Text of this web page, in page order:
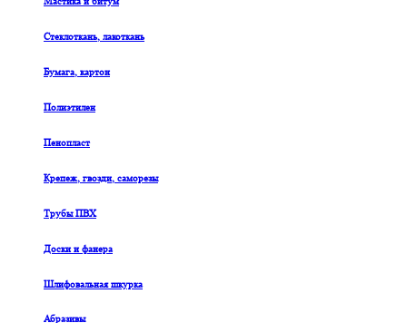
Стеклоткань, лакоткань
Бумага, картон
Полиэтилен
Пенопласт
Крепеж, гвозди, саморезы
Трубы ПВХ
Доски и фанера
Шлифовальная шкурка
Абразивы